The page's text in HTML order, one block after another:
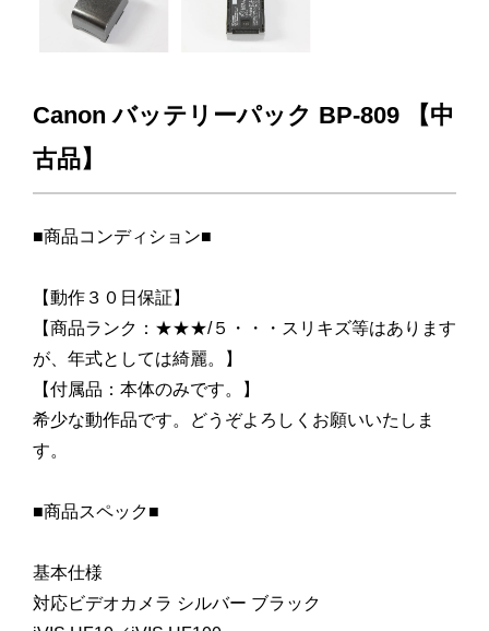
Canon バッテリーパック BP-809 【中
古品】
■商品コンディション■
【動作３０日保証】
【商品ランク：★★★/５・・・スリキズ等はあります
が、年式としては綺麗。】
【付属品：本体のみです。】
希少な動作品です。どうぞよろしくお願いいたしま
す。
■商品スペック■
基本仕様
対応ビデオカメラ シルバー ブラック